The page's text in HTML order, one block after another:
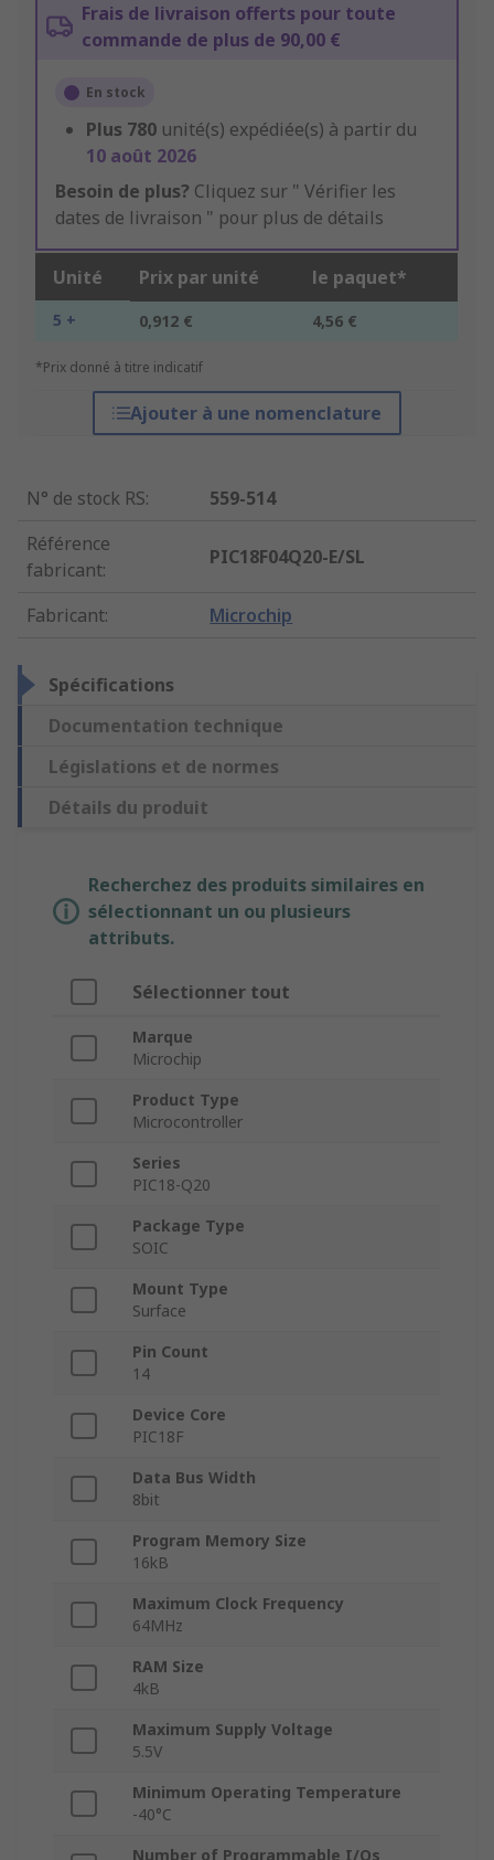
Frais de livraison offerts pour toute
commande de plus de 90,00 €
En stock
Plus 780 unité(s) expédiée(s) à partir du
10 août 2026
Besoin de plus? Cliquez sur " Vérifier les
dates de livraison " pour plus de détails
Unité Prix par unité le paquet*
5 + 0,912 € 4,56 €
*Prix donné à titre indicatif
Ajouter à une nomenclature
N° de stock RS:
559-514
Référence
fabricant:
PIC18F04Q20-E/SL
Fabricant: Microchip
Spécifications
Documentation technique
Législations et de normes
Détails du produit
Recherchez des produits similaires en
sélectionnant un ou plusieurs
attributs.
Sélectionner tout
Marque
Microchip
Product Type
Microcontroller
Series
PIC18-Q20
Package Type
SOIC
Mount Type
Surface
Pin Count
14
Device Core
PIC18F
Data Bus Width
8bit
Program Memory Size
16kB
Maximum Clock Frequency
64MHz
RAM Size
4kB
Maximum Supply Voltage
5.5V
Minimum Operating Temperature
-40°C
Number of Programmable I/Os